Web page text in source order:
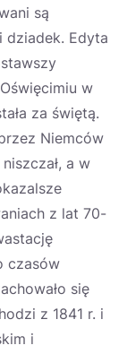
są
dziadek. Edyta
w
za świętą.
Niemców
a w
z lat 70-
czasów
się
z 1841 r. i
i